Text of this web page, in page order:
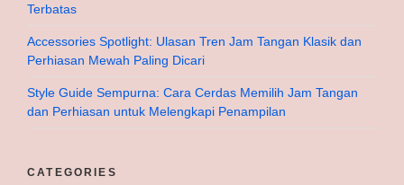
Terbatas
Accessories Spotlight: Ulasan Tren Jam Tangan Klasik dan
Perhiasan Mewah Paling Dicari
Style Guide Sempurna: Cara Cerdas Memilih Jam Tangan
dan Perhiasan untuk Melengkapi Penampilan
CATEGORIES